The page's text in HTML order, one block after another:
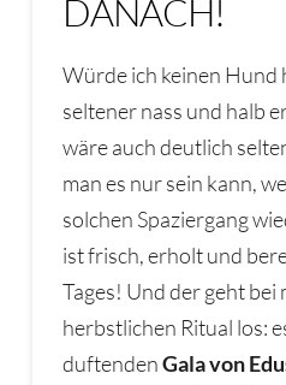
DANACH!
Würde ich keinen Hund
seltener nass und halb
wäre auch deutlich
man es nur sein kann,
solchen Spaziergang
ist frisch, erholt und
Tages! Und der geht bei
herbstlichen Ritual los:
duftendenGala von